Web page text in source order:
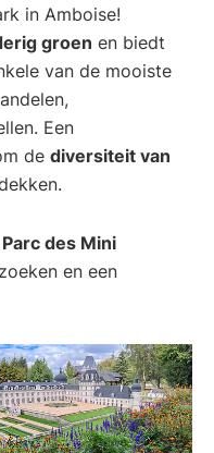
in Amboise!
groen en biedt
van de mooiste
Een
de diversiteit van
Parc des Mini
en een